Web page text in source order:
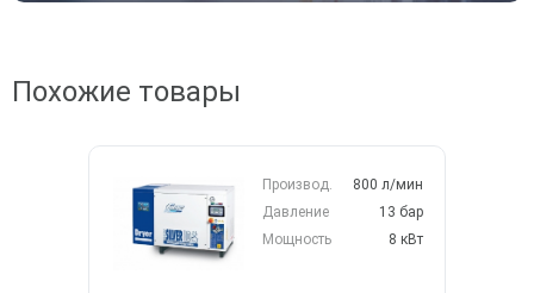
Похожие товары
Производ.
800 л/мин
Давление
13 бар
Мощность
8 кВт